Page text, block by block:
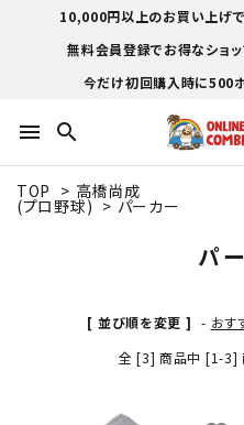
10,000円以上のお買い上げ
無料会員登録でお得なショッ
今だけ初回購入時に500
menu search
TOP > 高橋尚成
(プロ野球) > パーカー
パ
[ 並び順を変更 ] - おす
全 [3] 商品中 [1-3]